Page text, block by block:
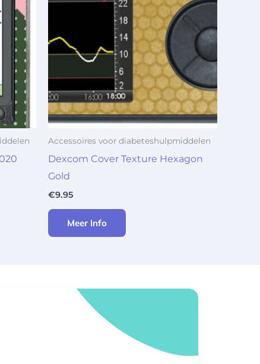
Accessoires voor diabeteshulpmiddelen
Dexcom Cover Texture Hexagon
Gold
€9.95
Meer Info